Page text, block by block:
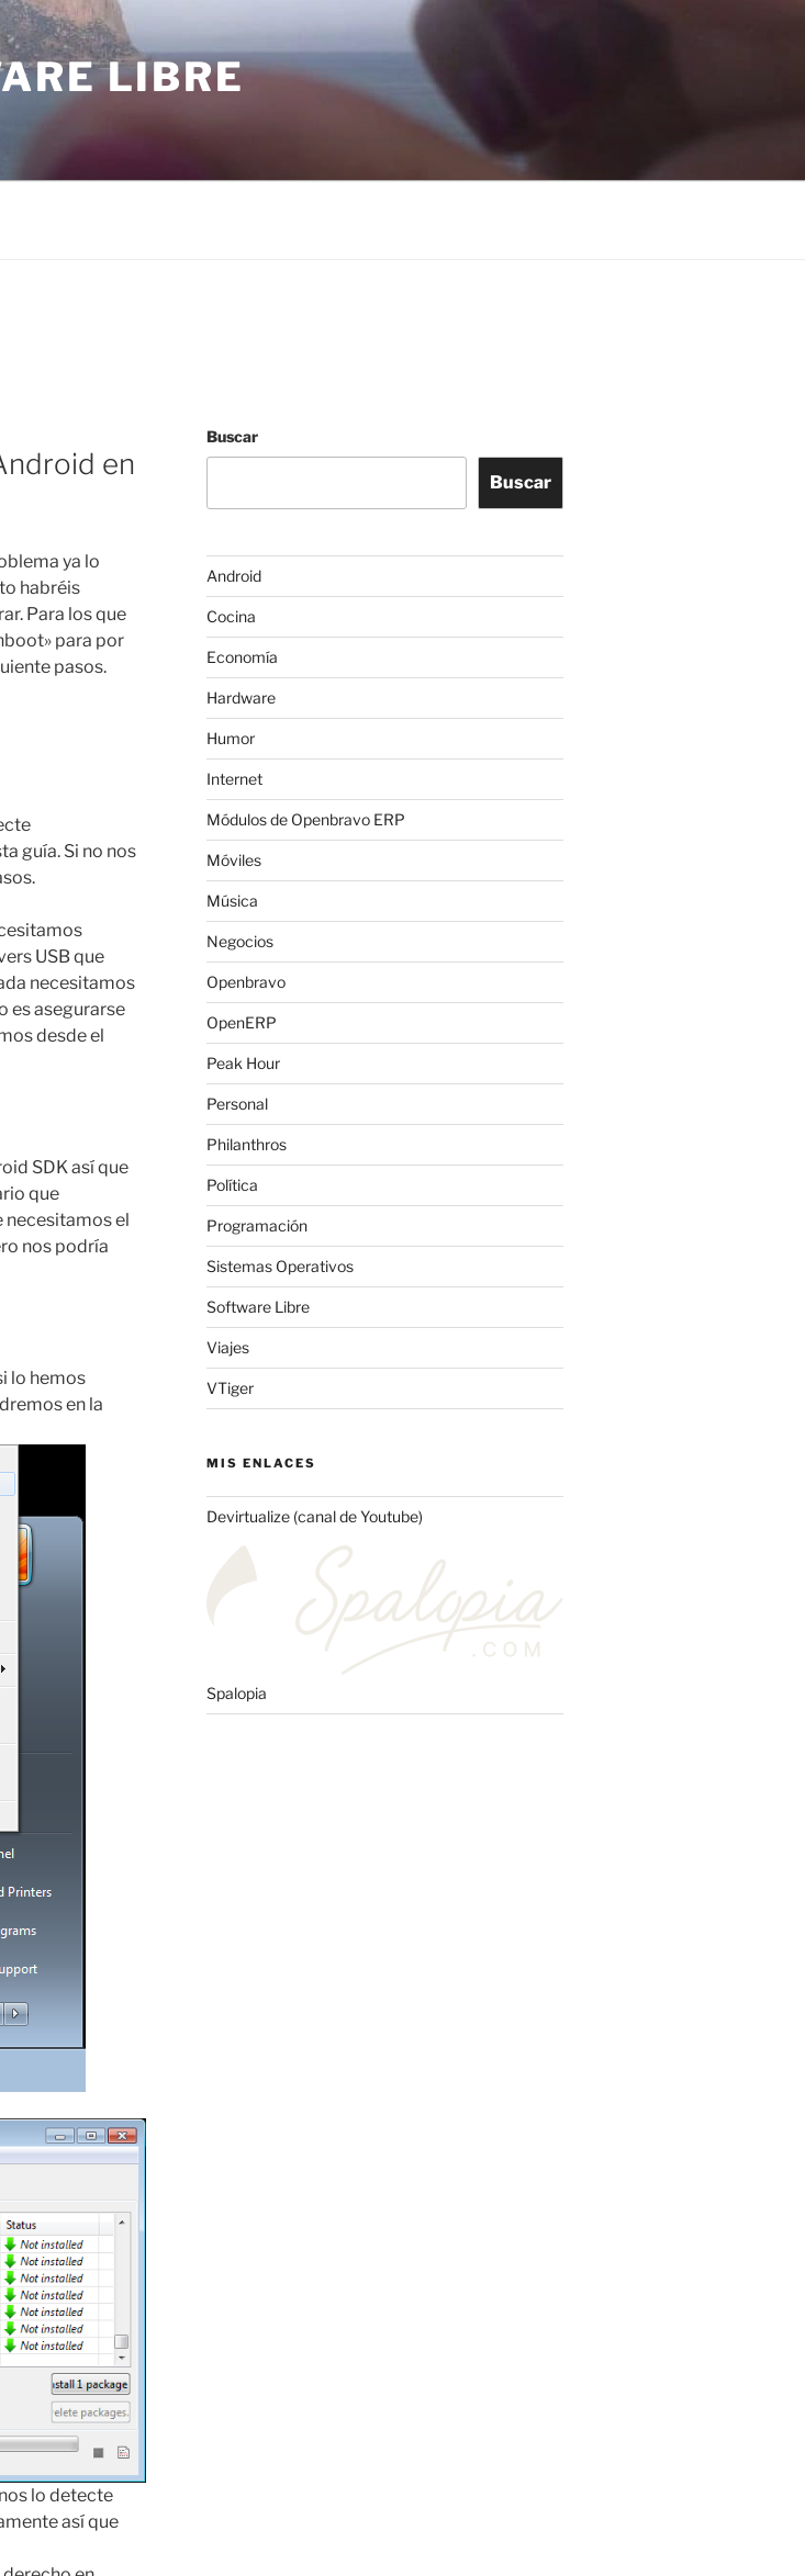
LIBRE
en
ya lo
habréis
Para los que
para por
pasos.
guía. Si no nos
USB que
necesitamos
es asegurarse
desde el
SDK así que
que
el
nos podría
lo hemos
en la
lo detecte
así que
Buscar
Buscar
Android
Cocina
Economía
Hardware
Humor
Internet
Módulos de Openbravo ERP
Móviles
Música
Negocios
Openbravo
OpenERP
Peak Hour
Personal
Philanthros
Política
Programación
Sistemas Operativos
Software Libre
Viajes
VTiger
MIS ENLACES
Devirtualize (canal de Youtube)
Spalopia